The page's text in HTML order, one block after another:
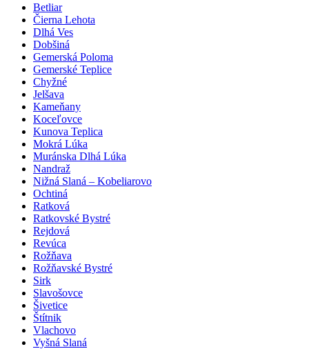
Betliar
Čierna Lehota
Dlhá Ves
Dobšiná
Gemerská Poloma
Gemerské Teplice
Chyžné
Jelšava
Kameňany
Koceľovce
Kunova Teplica
Mokrá Lúka
Muránska Dlhá Lúka
Nandraž
Nižná Slaná – Kobeliarovo
Ochtiná
Ratková
Ratkovské Bystré
Rejdová
Revúca
Rožňava
Rožňavské Bystré
Sirk
Slavošovce
Šivetice
Štítnik
Vlachovo
Vyšná Slaná